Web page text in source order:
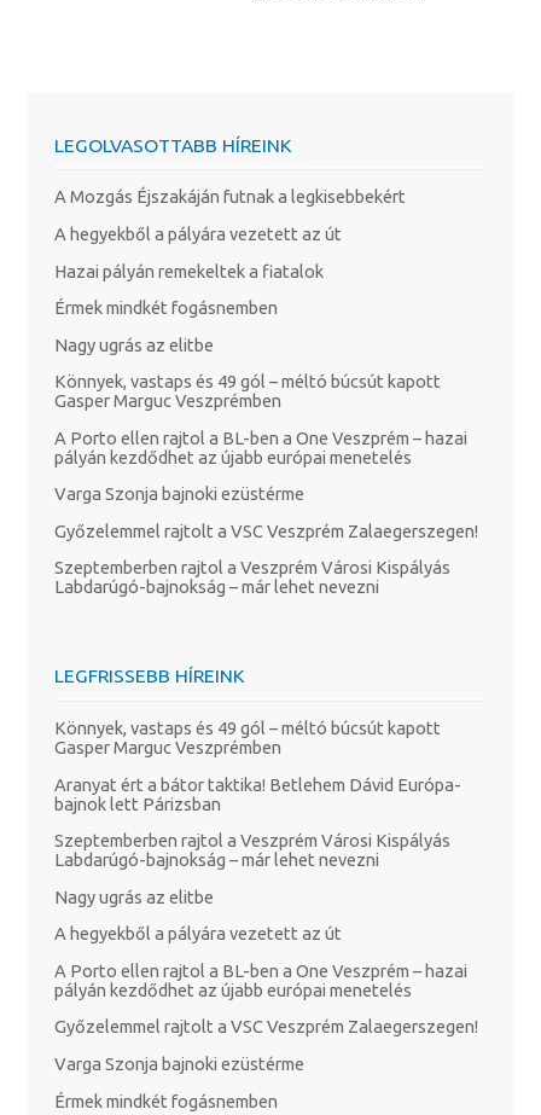
LEGOLVASOTTABB HÍREINK
A Mozgás Éjszakáján futnak a legkisebbekért
A hegyekből a pályára vezetett az út
Hazai pályán remekeltek a fiatalok
Érmek mindkét fogásnemben
Nagy ugrás az elitbe
Könnyek, vastaps és 49 gól – méltó búcsút kapott
Gasper Marguc Veszprémben
A Porto ellen rajtol a BL-ben a One Veszprém – hazai
pályán kezdődhet az újabb európai menetelés
Varga Szonja bajnoki ezüstérme
Győzelemmel rajtolt a VSC Veszprém Zalaegerszegen!
Szeptemberben rajtol a Veszprém Városi Kispályás
Labdarúgó-bajnokság – már lehet nevezni
LEGFRISSEBB HÍREINK
Könnyek, vastaps és 49 gól – méltó búcsút kapott
Gasper Marguc Veszprémben
Aranyat ért a bátor taktika! Betlehem Dávid Európa-
bajnok lett Párizsban
Szeptemberben rajtol a Veszprém Városi Kispályás
Labdarúgó-bajnokság – már lehet nevezni
Nagy ugrás az elitbe
A hegyekből a pályára vezetett az út
A Porto ellen rajtol a BL-ben a One Veszprém – hazai
pályán kezdődhet az újabb európai menetelés
Győzelemmel rajtolt a VSC Veszprém Zalaegerszegen!
Varga Szonja bajnoki ezüstérme
Érmek mindkét fogásnemben